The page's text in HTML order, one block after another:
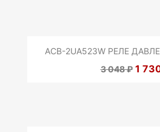
ACB-2UA523W РЕЛЕ
3 048 ₽ 1